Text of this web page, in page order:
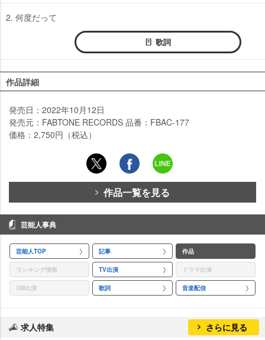
2. 何度だって
歌詞
作品詳細
発売日：2022年10月12日
発売元：FABTONE RECORDS 品番：FBAC-177
価格：2,750円（税込）
作品一覧を見る
芸能人事典
芸能人TOP 記事 作品
ランキング情報 TV出演 ドラマ出演
CM出演 歌詞 音楽配信
求人特集 さらに見る